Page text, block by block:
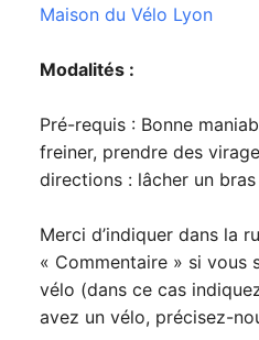
Maison du Vélo Lyon
Modalités :
Pré-requis : Bonne
freiner, prendre des
directions : lâcher un
Merci d’indiquer dans la
« Commentaire » si vous
vélo (dans ce cas
avez un vélo, précisez-